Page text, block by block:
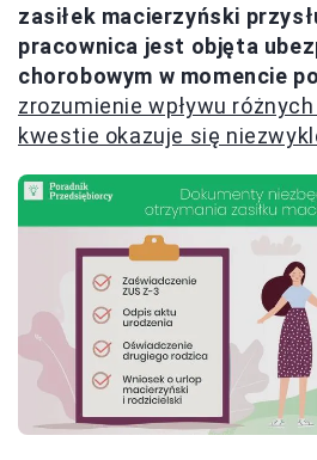
zasiłek macierzyński
pracownica jest objęta
chorobowym w momencie
zrozumienie wpływu
kwestie okazuje się